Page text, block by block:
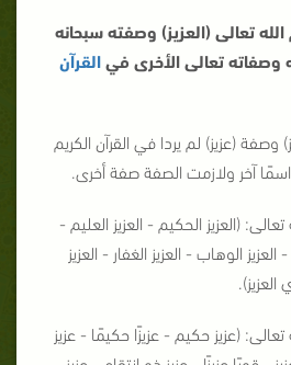
الله تعالى (العزيز) وصفته سبحانه
وصفاته تعالى الأخرى فيالقرآن
وصفة (عزيز) لم يردا في القرآن الكريم
آخر ولازمت الصفة صفة أخرى.
(العزيز الحكيم - العزيز العليم -
العزيز الوهاب - العزيز الغفار - العزيز
العزيز).
(عزيز حكيم - عزيزًا حكيمًا - عزيز